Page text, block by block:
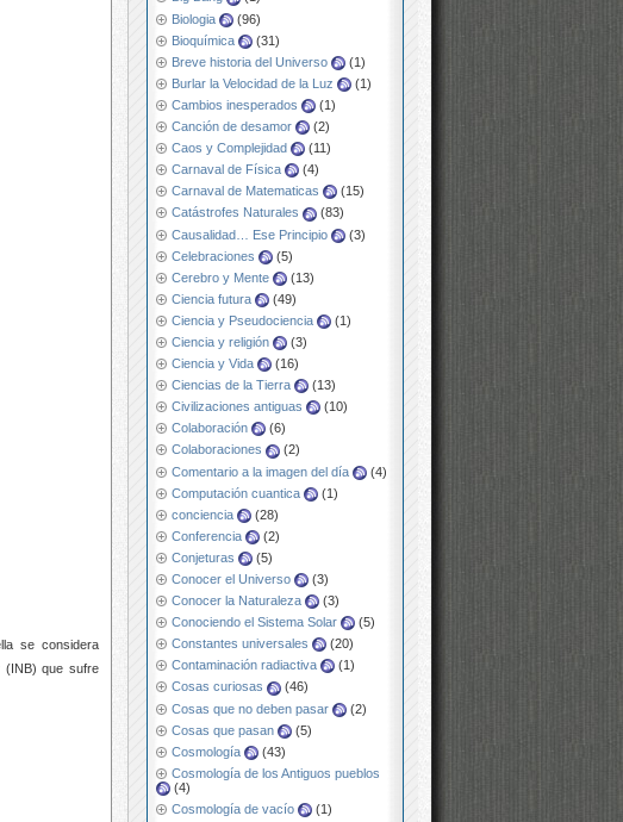
Biologia
(96)
Bioquímica
(31)
Breve historia del Universo
(1)
Burlar la Velocidad de la Luz
(1)
Cambios inesperados
(1)
Canción de desamor
(2)
Caos y Complejidad
(11)
Carnaval de Física
(4)
Carnaval de Matematicas
(15)
Catástrofes Naturales
(83)
Causalidad… Ese Principio
(3)
Celebraciones
(5)
Cerebro y Mente
(13)
Ciencia futura
(49)
Ciencia y Pseudociencia
(1)
Ciencia y religión
(3)
Ciencia y Vida
(16)
Ciencias de la Tierra
(13)
Civilizaciones antiguas
(10)
Colaboración
(6)
Colaboraciones
(2)
Comentario a la imagen del día
(4)
Computación cuantica
(1)
conciencia
(28)
Conferencia
(2)
Conjeturas
(5)
Conocer el Universo
(3)
Conocer la Naturaleza
(3)
Conociendo el Sistema Solar
(5)
Constantes universales
(20)
Contaminación radiactiva
(1)
Cosas curiosas
(46)
Cosas que no deben pasar
(2)
Cosas que pasan
(5)
Cosmología
(43)
Cosmología de los Antiguos pueblos
(4)
Cosmología de vacío
(1)
se considera
(INB) que sufre